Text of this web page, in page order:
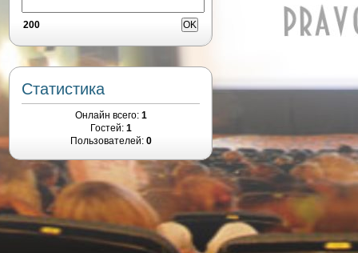
200
Статистика
Онлайн всего: 1
Гостей: 1
Пользователей: 0